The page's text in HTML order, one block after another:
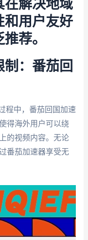
在解决地域
和用户友好
荐。
：番茄回
程中，番茄回国加速
得海外用户可以绕
的视频内容。无论
番茄加速器享受无